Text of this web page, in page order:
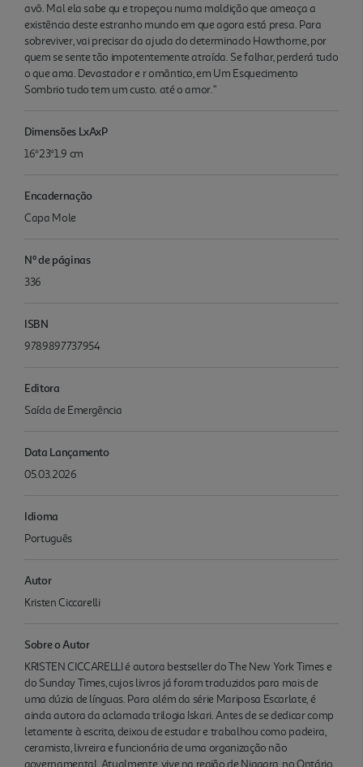
avô. Mal ela sabe qu e tropeçou numa maldição que ameaça a
existência deste estranho mundo em que agora está presa. Para
sobreviver, vai precisar da ajuda do determinado Hawthorne, por
quem se sente tão impotentemente atraída. Se falhar, perderá tudo
o que ama. Devastador e r omântico, em Um Esquecimento
Sombrio tudo tem um custo. até o amor."
Dimensões LxAxP
16*23*1.9 cm
Encadernação
Capa Mole
Nº de páginas
336
ISBN
9789897737954
Editora
Saída de Emergência
Data Lançamento
05.03.2026
Idioma
Português
Autor
Kristen Ciccarelli
Sobre o Autor
KRISTEN CICCARELLI é autora bestseller do The New York Times e
do Sunday Times, cujos livros já foram traduzidos para mais de
uma dúzia de línguas. Para além da série Mariposa Escarlate, é
ainda autora da aclamada trilogia Iskari. Antes de se dedicar comp
letamente à escrita, deixou de estudar e trabalhou como padeira,
ceramista, livreira e funcionária de uma organização não
governamental. Atualmente, vive na região de Niagara, no Ontário,